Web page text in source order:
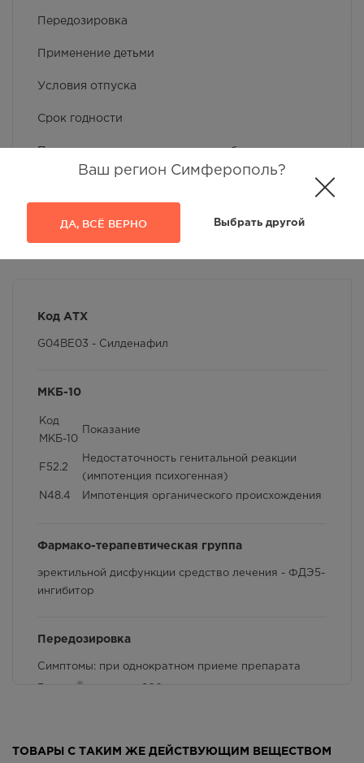
Ваш регион Симферополь?
ДА, ВСЁ ВЕРНО Выбрать другой
Передозировка
Применение детьми
Условия отпуска
Срок годности
Применение при хронических заболеваниях
Условия хранения
Способ применения и дозы
Фармакологические свойства
Взаимодействие с другими лекарственными
Код АТХ
G04BE03 - Силденафил
МКБ-10
Код
МКБ-10
Показание
F52.2
Недостаточность генитальной реакции
(импотенция психогенная)
N48.4 Импотенция органического происхождения
Фармако-терапевтическая группа
эректильной дисфункции средство лечения - ФДЭ5-
ингибитор
Передозировка
Симптомы: при однократном приеме препарата
®
ТОВАРЫ С ТАКИМ ЖЕ ДЕЙСТВУЮЩИМ ВЕЩЕСТВОМ